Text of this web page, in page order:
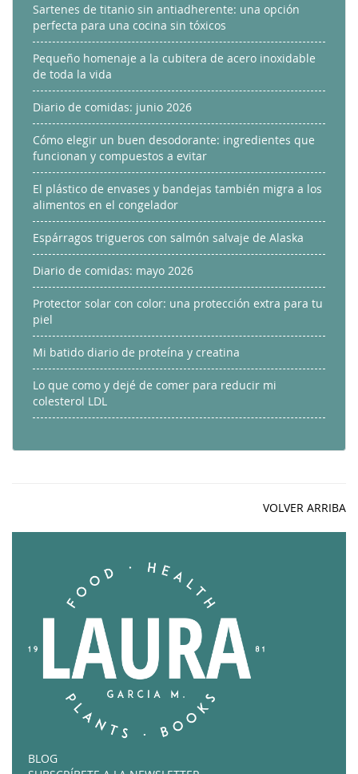
Sartenes de titanio sin antiadherente: una opción
perfecta para una cocina sin tóxicos
Pequeño homenaje a la cubitera de acero inoxidable
de toda la vida
Diario de comidas: junio 2026
Cómo elegir un buen desodorante: ingredientes que
funcionan y compuestos a evitar
El plástico de envases y bandejas también migra a los
alimentos en el congelador
Espárragos trigueros con salmón salvaje de Alaska
Diario de comidas: mayo 2026
Protector solar con color: una protección extra para tu
piel
Mi batido diario de proteína y creatina
Lo que como y dejé de comer para reducir mi
colesterol LDL
VOLVER ARRIBA
BLOG